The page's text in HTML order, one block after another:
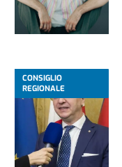
CONSIGLIO
REGIONALE